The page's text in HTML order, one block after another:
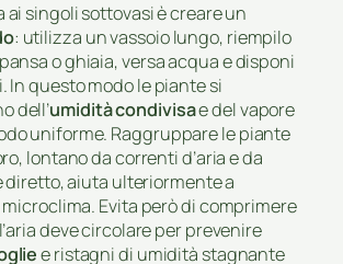
ai singoli sottovasi è creare un
: utilizza un vassoio lungo, riempilo
o ghiaia, versa acqua e disponi
In questo modo le piante si
dell’umidità condivisae del vapore
uniforme. Raggruppare le piante
lontano da correnti d’aria e da
diretto, aiuta ulteriormente a
Evita però di comprimere
deve circolare per prevenire
e ristagni di umidità stagnante